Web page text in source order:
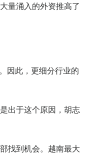
量涌入的外资推高了
因此，更细分行业的
出于这个原因，胡志
找到机会。越南最大